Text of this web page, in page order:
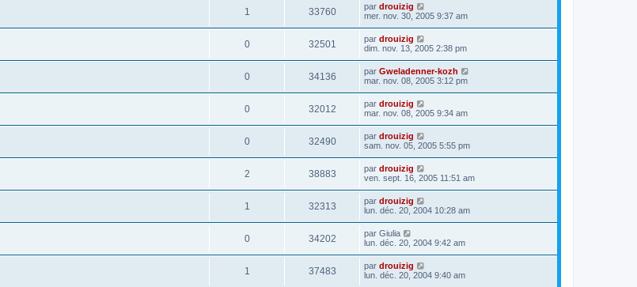
1 33760 par drouizig
mer. nov. 30, 2005 9:37 am
0 32501 par drouizig
dim. nov. 13, 2005 2:38 pm
0 34136 par Gweladenner-kozh
mar. nov. 08, 2005 3:12 pm
0 32012 par drouizig
mar. nov. 08, 2005 9:34 am
0 32490 par drouizig
sam. nov. 05, 2005 5:55 pm
2 38883 par drouizig
ven. sept. 16, 2005 11:51 am
1 32313 par drouizig
lun. déc. 20, 2004 10:28 am
0 34202 par Giulia
lun. déc. 20, 2004 9:42 am
1 37483 par drouizig
lun. déc. 20, 2004 9:40 am